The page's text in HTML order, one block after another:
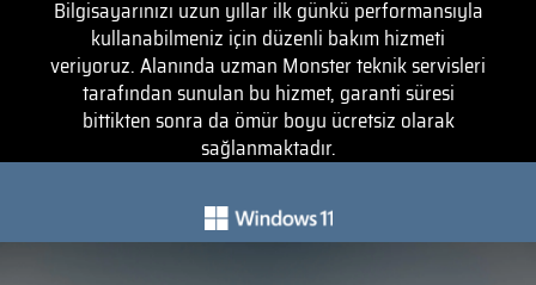
Bilgisayarınızı uzun yıllar ilk günkü performansıyla
kullanabilmeniz için düzenli bakım hizmeti
veriyoruz. Alanında uzman Monster teknik servisleri
tarafından sunulan bu hizmet, garanti süresi
bittikten sonra da ömür boyu ücretsiz olarak
sağlanmaktadır.